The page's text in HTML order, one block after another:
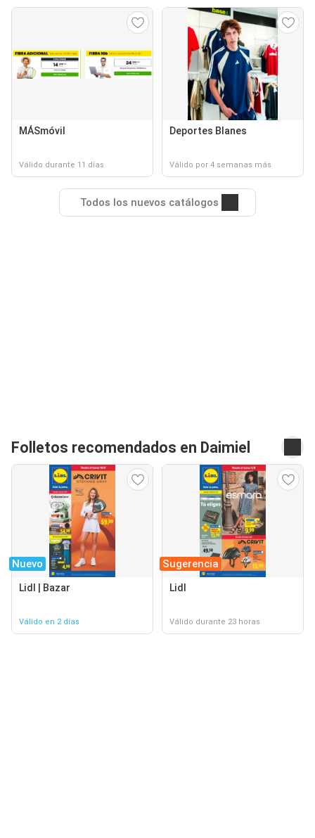
MÁSmóvil
Válido durante 11 días
Deportes Blanes
Válido por 4 semanas más
Todos los nuevos catálogos
Folletos recomendados en Daimiel
Nuevo
Lidl | Bazar
Válido en 2 días
Sugerencia
Lidl
Válido durante 23 horas